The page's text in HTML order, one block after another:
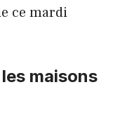
ce mardi
maisons